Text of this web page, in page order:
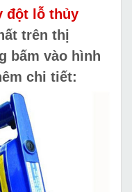
đột lỗ thủy
trên thị
bấm vào hình
chi tiết: